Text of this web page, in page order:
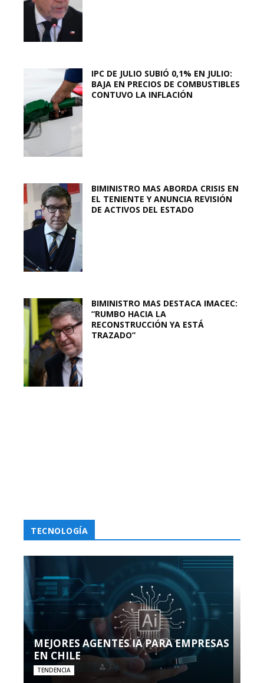
IPC DE JULIO SUBIÓ 0,1% EN JULIO:
BAJA EN PRECIOS DE COMBUSTIBLES
CONTUVO LA INFLACIÓN
BIMINISTRO MAS ABORDA CRISIS EN
EL TENIENTE Y ANUNCIA REVISIÓN
DE ACTIVOS DEL ESTADO
BIMINISTRO MAS DESTACA IMACEC:
“RUMBO HACIA LA
RECONSTRUCCIÓN YA ESTÁ
TRAZADO”
TECNOLOGÍA
MEJORES AGENTES IA PARA EMPRESAS
EN CHILE
TENDENCIA